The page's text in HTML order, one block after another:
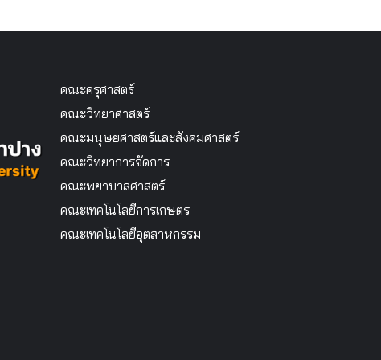
คณะครุศาสตร์
คณะวิทยาศาสตร์
คณะมนุษยศาสตร์และสังคมศาสตร์
คณะวิทยาการจัดการ
คณะพยาบาลศาสตร์
คณะเทคโนโลยีการเกษตร
คณะเทคโนโลยีอุตสาหกรรม